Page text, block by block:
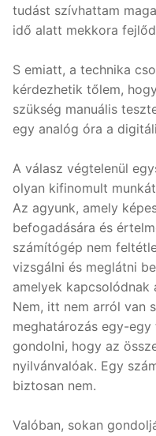
tudást szívhattam
idő alatt mekkora
S emiatt, a technika
kérdezhetik tőlem,
szükség manuális
egy analóg óra a
A válasz végtelenül
olyan kifinomult
Az agyunk, amely
befogadására és
számítógép nem
vizsgálni és meglátni
amelyek
Nem, itt nem arról van
meghatározás egy-egy
gondolni, hogy az
nyilvánvalóak. Egy
biztosan nem.
Valóban, sokan